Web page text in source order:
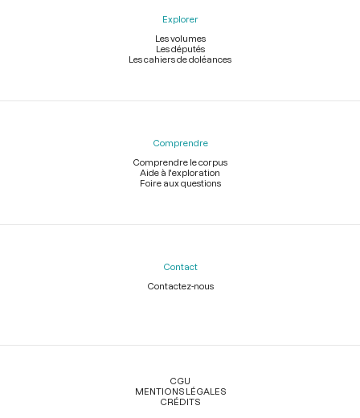
Explorer
Les volumes
Les députés
Les cahiers de doléances
Comprendre
Comprendre le corpus
Aide à l'exploration
Foire aux questions
Contact
Contactez-nous
Légal
CGU
MENTIONS LÉGALES
CRÉDITS